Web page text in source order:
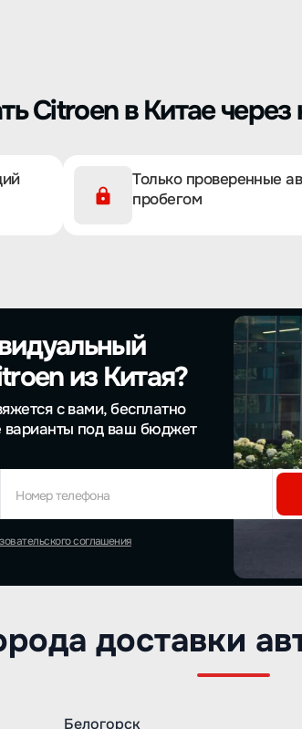
Citroen в Китае через
Только проверенные
пробегом
из Китая?
с вами, бесплатно
варианты под ваш бюджет
Номер телефона
соглашения
доставки
Белогорск